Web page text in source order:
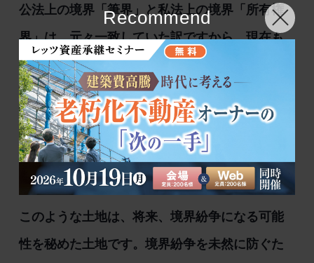
公法上の境界「筆界」と私法上の境界「所有権
界」は、元々一致していた訳ですから、現在も
一致している場合が多いと言えますが、一筆の
土地の一部を売買したにも関わらず、分・合筆
登記がされていないとか、土地の一部が時効取
得されたとかで、「筆界」と「所有権界」が一
致しなくなってしまった土地があります。
このような土地は、将来、境界紛争になる可能
性を秘めた土地です。境界紛争を未然に防ぐた
Recommend